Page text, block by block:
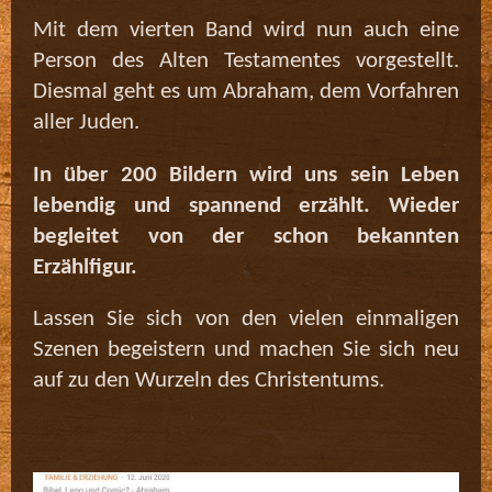
Mit dem vierten Band wird nun auch eine
Person des Alten Testamentes vorgestellt.
Diesmal geht es um Abraham, dem Vorfahren
aller Juden.
In über 200 Bildern wird uns sein Leben
lebendig und spannend erzählt. Wieder
begleitet von der schon bekannten
Erzählfigur.
Lassen Sie sich von den vielen einmaligen
Szenen begeistern und machen Sie sich neu
auf zu den Wurzeln des Christentums.